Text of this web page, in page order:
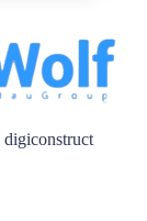
digiconstruct